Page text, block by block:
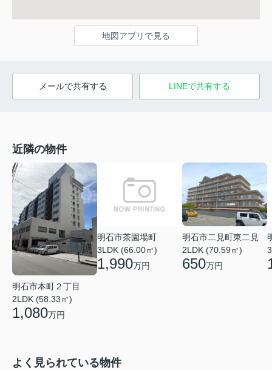
地図アプリで見る
メールで共有する LINEで共有する
近隣の物件
明石市本町２丁目
2LDK (58.33㎡)
1,080万円
明石市茶園場町
3LDK (66.00㎡)
1,990万円
明石市二見町東二見
2LDK (70.59㎡)
650万円
よく見られている物件